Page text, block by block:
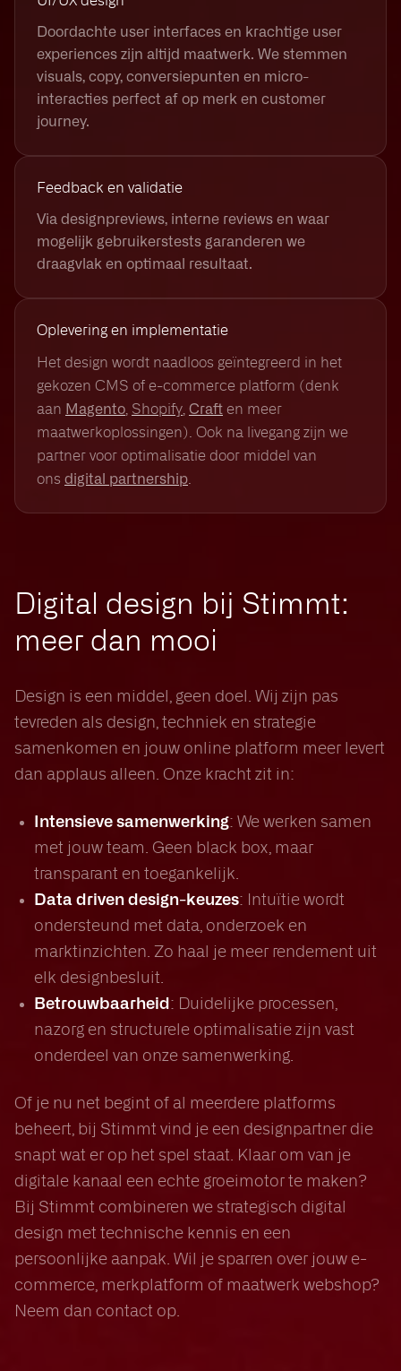
Doordachte user interfaces en krachtige user
experiences zijn altijd maatwerk. We stemmen
visuals, copy, conversiepunten en micro-
interacties perfect af op merk en customer
journey.
Feedback en validatie
Via designpreviews, interne reviews en waar
mogelijk gebruikerstests garanderen we
draagvlak en optimaal resultaat.
Oplevering en implementatie
Het design wordt naadloos geïntegreerd in het
gekozen CMS of e-commerce platform (denk
aan Magento, Shopify, Craft en meer
maatwerkoplossingen). Ook na livegang zijn we
partner voor optimalisatie door middel van
ons digital partnership.
Digital design bij Stimmt:
meer dan mooi
Design is een middel, geen doel. Wij zijn pas
tevreden als design, techniek en strategie
samenkomen en jouw online platform meer levert
dan applaus alleen. Onze kracht zit in:
Intensieve samenwerking: We werken samen
met jouw team. Geen black box, maar
transparant en toegankelijk.
Data driven design-keuzes: Intuïtie wordt
ondersteund met data, onderzoek en
marktinzichten. Zo haal je meer rendement uit
elk designbesluit.
Betrouwbaarheid : Duidelijke processen,
nazorg en structurele optimalisatie zijn vast
onderdeel van onze samenwerking.
Of je nu net begint of al meerdere platforms
beheert, bij Stimmt vind je een designpartner die
snapt wat er op het spel staat. Klaar om van je
digitale kanaal een echte groeimotor te maken?
Bij Stimmt combineren we strategisch digital
design met technische kennis en een
persoonlijke aanpak. Wil je sparren over jouw e-
commerce, merkplatform of maatwerk webshop?
Neem dan contact op.